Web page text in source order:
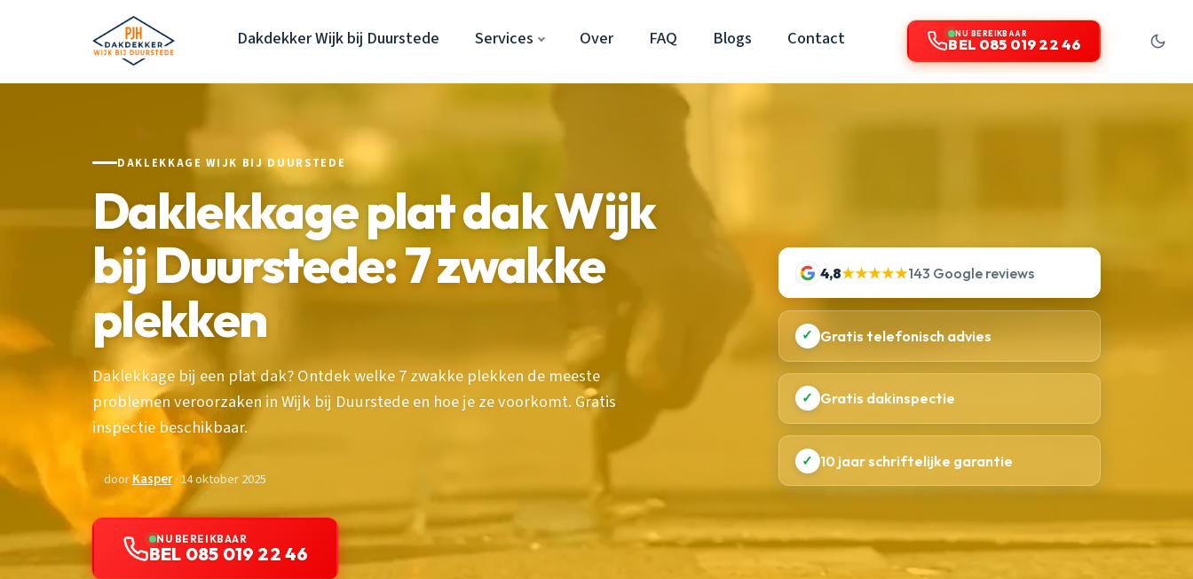
Dakdekker Wijk bij Duurstede Services Over FAQ Blogs Contact NU BEREIKBAAR
BEL 085 019 22 46
DAKLEKKAGE WIJK BIJ DUURSTEDE
Daklekkage plat dak Wijk
bij Duurstede: 7 zwakke
plekken
Daklekkage bij een plat dak? Ontdek welke 7 zwakke plekken de meeste
problemen veroorzaken in Wijk bij Duurstede en hoe je ze voorkomt. Gratis
inspectie beschikbaar.
doorKasper· 14 oktober 2025
NU BEREIKBAAR
BEL 085 019 22 46
4,8★★★★★143 Google reviews
✓ Gratis telefonisch advies
✓ Gratis dakinspectie
✓ 10 jaar schriftelijke garantie